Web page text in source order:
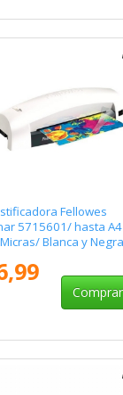
Fellowes
5715601/ hasta
Blanca y Negra
Comprar